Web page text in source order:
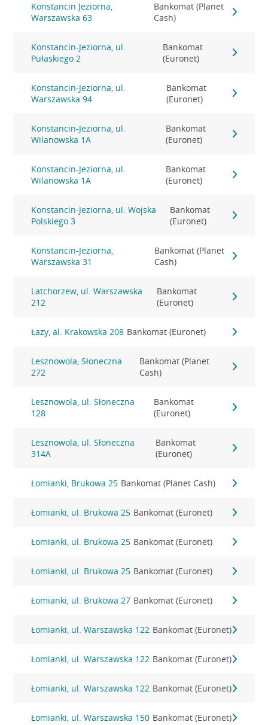
Konstancin Jeziorna,
Warszawska 63
Bankomat (Planet
Cash)
Konstancin-Jeziorna, ul.
Pułaskiego 2
Bankomat
(Euronet)
Konstancin-Jeziorna, ul.
Warszawska 94
Bankomat
(Euronet)
Konstancin-Jeziorna, ul.
Wilanowska 1A
Bankomat
(Euronet)
Konstancin-Jeziorna, ul.
Wilanowska 1A
Bankomat
(Euronet)
Konstancin-Jeziorna, ul. Wojska
Polskiego 3
Bankomat
(Euronet)
Konstancin-Jeziorna,
Warszawska 31
Bankomat (Planet
Cash)
Latchorzew, ul. Warszawska
212
Bankomat
(Euronet)
Łazy, al. Krakowska 208 Bankomat (Euronet)
Lesznowola, Słoneczna
272
Bankomat (Planet
Cash)
Lesznowola, ul. Słoneczna
128
Bankomat
(Euronet)
Lesznowola, ul. Słoneczna
314A
Bankomat
(Euronet)
Łomianki, Brukowa 25 Bankomat (Planet Cash)
Łomianki, ul. Brukowa 25 Bankomat (Euronet)
Łomianki, ul. Brukowa 25 Bankomat (Euronet)
Łomianki, ul. Brukowa 25 Bankomat (Euronet)
Łomianki, ul. Brukowa 27 Bankomat (Euronet)
Łomianki, ul. Warszawska 122 Bankomat (Euronet)
Łomianki, ul. Warszawska 122 Bankomat (Euronet)
Łomianki, ul. Warszawska 122 Bankomat (Euronet)
Łomianki, ul. Warszawska 150 Bankomat (Euronet)